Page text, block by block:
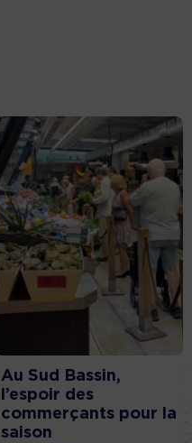
Au Sud Bassin,
l’espoir des
commerçants pour la
saison